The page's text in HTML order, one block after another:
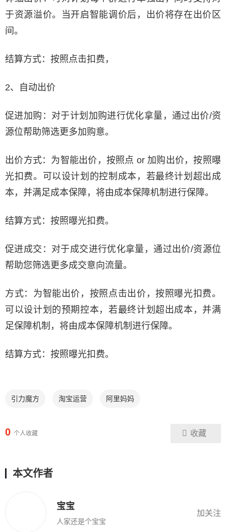
于资源溢价。当开启智能调价后，出价将存在出价区
间。
结算方式：按照点击扣费，
2、自动出价
促进加购：对于计划加购进行优化拿量，通过出价/资
源位帮助筛选更多加购意。
出价方式：为智能出价，按照点 or 加购出价，按照曝
光扣费。可以设计划的控制成本，若最终计划超出成
本，并满足成本保障，将由成本保障机制进行保障。
结算方式：按照曝光扣费。
促进成交：对于成交进行优化拿量，通过出价/资源位
帮助您筛选更多成交意向流量。
方式：为智能出价，按照点击出价，按照曝光扣费。
可以设计划的预期控本，若最终计划超出成本，并满
足保障机制，将由成本保障机制进行保障。
结算方式：按照曝光扣费。
引力魔方 淘宝运营 阿里妈妈
0 个人收藏 收藏
本文作者
宝宝
人家还是个宝宝
加关注